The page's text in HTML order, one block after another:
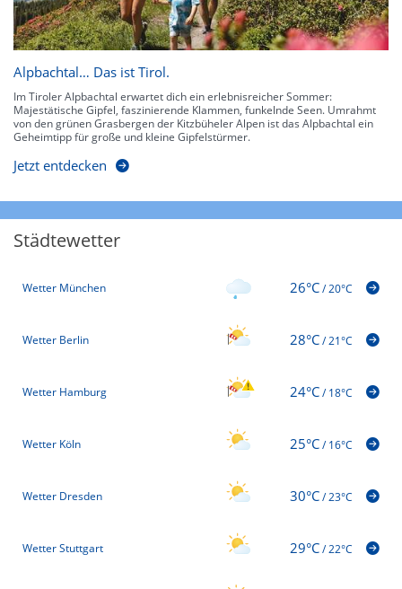
Alpbachtal… Das ist Tirol.
Im Tiroler Alpbachtal erwartet dich ein erlebnisreicher Sommer:
Majestätische Gipfel, faszinierende Klammen, funkelnde Seen. Umrahmt
von den grünen Grasbergen der Kitzbüheler Alpen ist das Alpbachtal ein
Geheimtipp für große und kleine Gipfelstürmer.
Jetzt entdecken
Städtewetter
Wetter München 26°C/20°C
Wetter Berlin 28°C/21°C
Wetter Hamburg 24°C/18°C
Wetter Köln 25°C/16°C
Wetter Dresden 30°C/23°C
Wetter Stuttgart 29°C/22°C